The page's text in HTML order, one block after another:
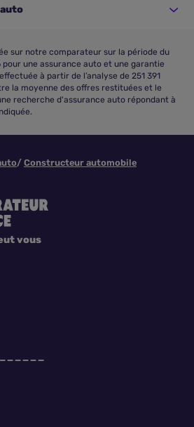
sur notre comparateur sur la période du
une assurance auto et une garantie
à partir de l’analyse de 251 391
la moyenne des offres restituées et le
recherche d'assurance auto répondant à
Constructeur automobile
vous